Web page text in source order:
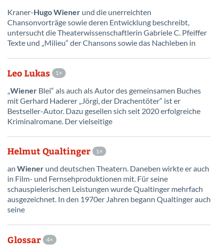
Kraner-HugoWiener und die unerreichten
Chansonvorträge sowie deren Entwicklung beschreibt,
untersucht die Theaterwissenschaftlerin Gabriele C. Pfeiffer
Texte und „Milieu“ der Chansons sowie das Nachleben in
Leo Lukas 1
„Wiener Blei“ als auch als Autor des gemeinsamen Buches
mit Gerhard Haderer „Jörgi, der Drachentöter“ ist er
Bestseller-Autor. Dazu gesellen sich seit 2020 erfolgreiche
Kriminalromane. Der vielseitige
Helmut Qualtinger 1
an Wiener und deutschen Theatern. Daneben wirkte er auch
in Film- und Fernsehproduktionen mit. Für seine
schauspielerischen Leistungen wurde Qualtinger mehrfach
ausgezeichnet. In den 1970er Jahren begann Qualtinger auch
seine
Glossar 4